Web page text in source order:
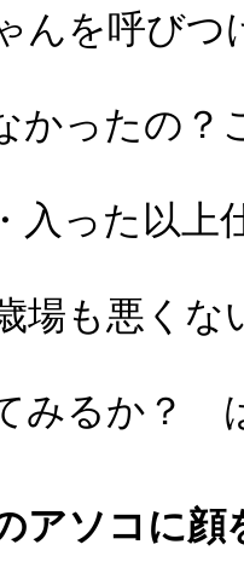
んを呼び
かったの
入った以上
場も悪く
みるか？
アソコに